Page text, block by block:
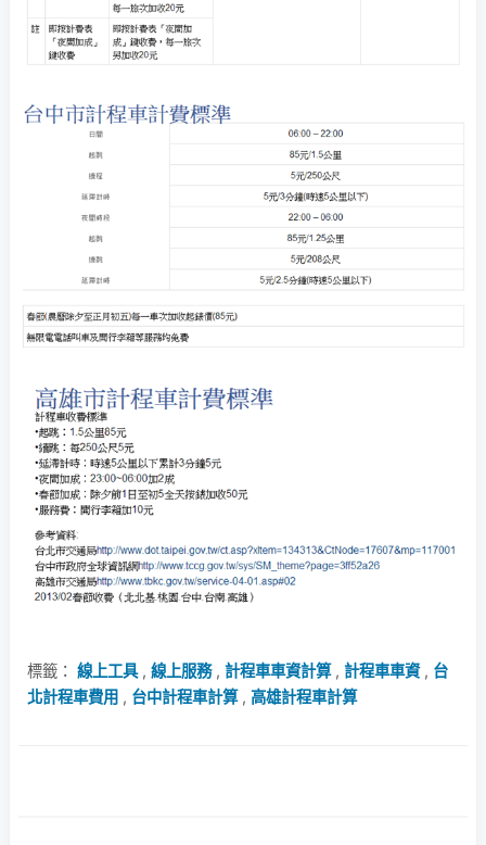
標籤： 線上工具, 線上服務, 計程車車資計算, 計程車車資, 台
北計程車費用 , 台中計程車計算, 高雄計程車計算